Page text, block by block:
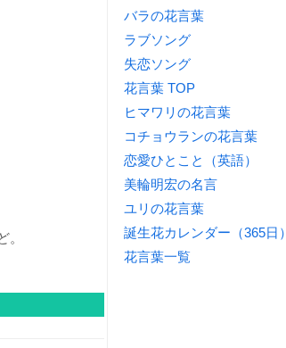
。
バラの花言葉
ラブソング
失恋ソング
花言葉 TOP
ヒマワリの花言葉
コチョウランの花言葉
恋愛ひとこと（英語）
美輪明宏の名言
ユリの花言葉
誕生花カレンダー（365日）
花言葉一覧